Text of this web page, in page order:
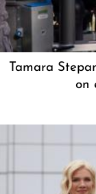
Tamara
on